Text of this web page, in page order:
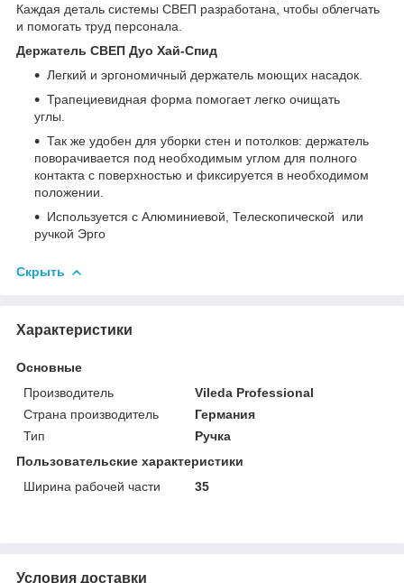
Каждая деталь системы СВЕП разработана, чтобы облегчать
и помогать труд персонала.
Держатель СВЕП Дуо Хай-Спид
Легкий и эргономичный держатель моющих насадок.
Трапециевидная форма помогает легко очищать
углы.
Так же удобен для уборки стен и потолков: держатель
поворачивается под необходимым углом для полного
контакта с поверхностью и фиксируется в необходимом
положении.
Используется с Алюминиевой, Телескопической или
ручкой Эрго
Скрыть
Характеристики
Основные
Производитель
Vileda Professional
Страна производитель
Германия
Тип
Ручка
Пользовательские характеристики
Ширина рабочей части
35
Условия доставки